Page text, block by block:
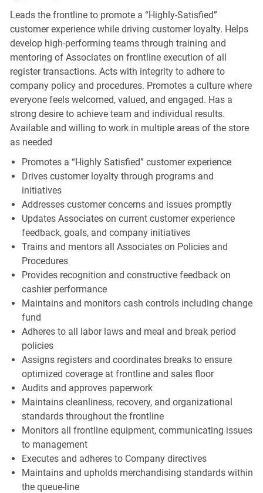
Leads the frontline to promote a “Highly-Satisfied”
customer experience while driving customer loyalty. Helps
develop high-performing teams through training and
mentoring of Associates on frontline execution of all
register transactions. Acts with integrity to adhere to
company policy and procedures. Promotes a culture where
everyone feels welcomed, valued, and engaged. Has a
strong desire to achieve team and individual results.
Available and willing to work in multiple areas of the store
as needed
Promotes a “Highly Satisfied” customer experience
Drives customer loyalty through programs and
initiatives
Addresses customer concerns and issues promptly
Updates Associates on current customer experience
feedback, goals, and company initiatives
Trains and mentors all Associates on Policies and
Procedures
Provides recognition and constructive feedback on
cashier performance
Maintains and monitors cash controls including change
fund
Adheres to all labor laws and meal and break period
policies
Assigns registers and coordinates breaks to ensure
optimized coverage at frontline and sales floor
Audits and approves paperwork
Maintains cleanliness, recovery, and organizational
standards throughout the frontline
Monitors all frontline equipment, communicating issues
to management
Executes and adheres to Company directives
Maintains and upholds merchandising standards within
the queue-line